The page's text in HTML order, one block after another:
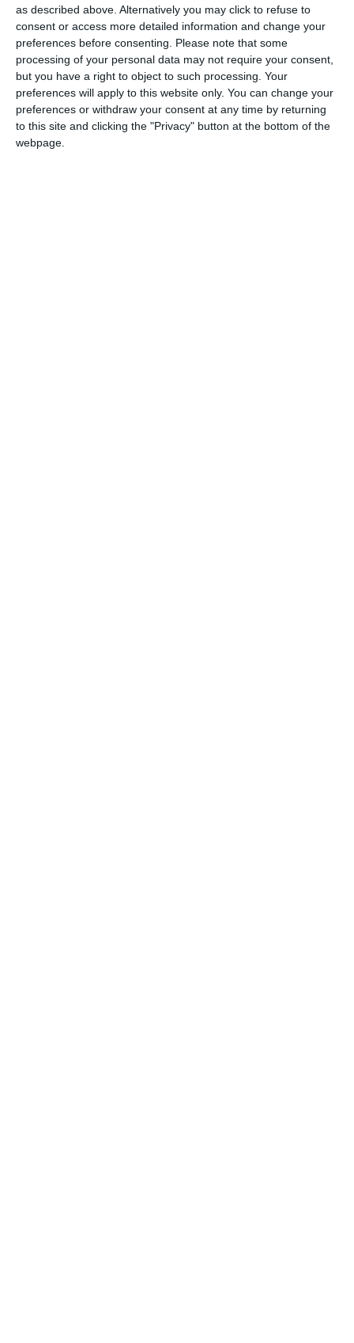
as described above. Alternatively you may click to refuse to
consent or access more detailed information and change your
preferences before consenting.
Please note that some
processing of your personal data may not require your consent,
but you have a right to object to such processing. Your
preferences will apply to this website only. You can change your
preferences or withdraw your consent at any time by returning
to this site and clicking the "Privacy" button at the bottom of the
webpage.
Am citit si sunt de acord curegulile de postare.
Acest formular colectează numele, e-mailul şi conținutul mesajului, astfel încât
să putem urmări comentariile tale pe site. Nu vom folosi datele tale în alt scop.
Pentru mai multe informaţii, consultă politica noastră de confidenţialitate, unde vei
primi mai multe privind informaţii despre cum și de ce stocăm datele tale.
Posteaza comentariul